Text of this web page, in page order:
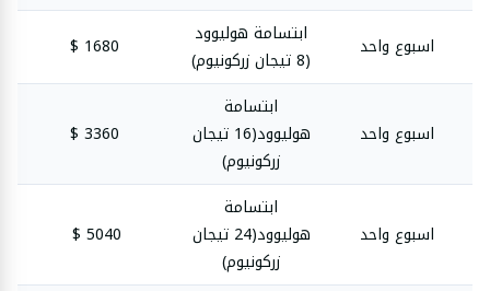
اسبوع واحد
ابتسامة هوليوود
(8 تيجان زركونيوم)
اسبوع واحد
ابتسامة
هوليوود(16 تيجان
زركونيوم)
اسبوع واحد
ابتسامة
هوليوود(24 تيجان
زركونيوم)
5040 $